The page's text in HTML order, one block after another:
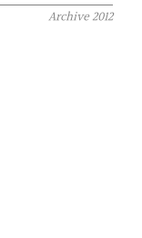
Archive2012